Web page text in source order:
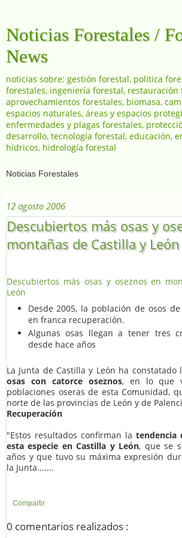
Noticias Forestales /
News
noticias sobre: gestión forestal, política
forestales, ingeniería forestal, restauración
aprovechamientos forestales, biomasa,
espacios naturales, áreas y espacios
enfermedades y plagas forestales,
desarrollo, tecnología forestal, educación,
hídricos, hidrología forestal
12 agosto 2006
Descubiertos más osas y
montañas de Castilla y León
Descubiertos más osas y oseznos en
León
Desde 2005, la población de osos
en franca recuperación.
Algunas osas llegan a tener tres
desde hace años
La Junta de Castilla y León ha constatado
osas con catorce oseznos, en lo que
poblaciones oseras de esta Comunidad,
norte de las provincias de León y de
Recuperación
"Estos resultados confirman la tendencia
esta especie en Castilla y León, que se
años y que tuvo su máxima expresión
la Junta.......
Compartir
0 comentarios realizados :